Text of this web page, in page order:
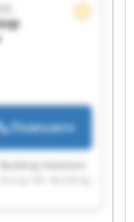
Позвънете
Solutions
Group